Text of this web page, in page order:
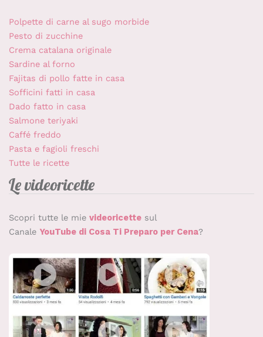
Polpette di carne al sugo morbide
Pesto di zucchine
Crema catalana originale
Sardine al forno
Fajitas di pollo fatte in casa
Sofficini fatti in casa
Dado fatto in casa
Salmone teriyaki
Caffé freddo
Pasta e fagioli freschi
Tutte le ricette
Le videoricette
Scopri tutte le mie videoricettesul
Canale YouTube di Cosa Ti Preparo per Cena?